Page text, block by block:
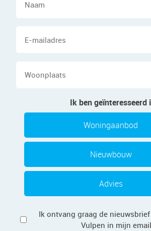
Ik ben geïnteresseerd
Woningaanbod
Nieuwbouw
Advies
Privacy
Ik ontvang graag de
Vulpen in mijn